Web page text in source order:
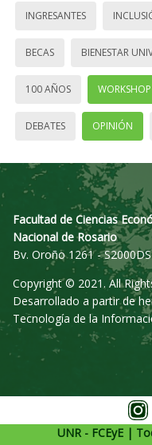
INGRESANTES
BECAS BIENESTAR
100 AÑOS WORKSHOP
DEBATES OPINIÓN
Facultad de Ciencias
Nacional de Rosario
Bv. Oroño 1261 -
Copyright © 2021. All
Desarrollado a partir de
Tecnología de la
UNR - FCEyE |